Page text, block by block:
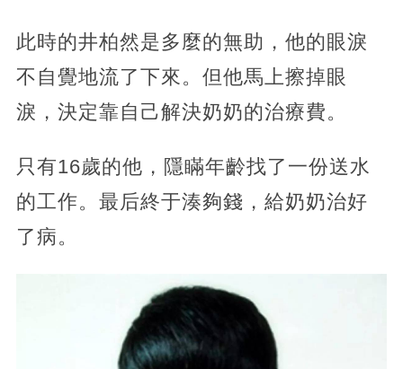
此時的井柏然是多麼的無助，他的眼淚
不自覺地流了下來。但他馬上擦掉眼
淚，決定靠自己解決奶奶的治療費。
只有16歲的他，隱瞞年齡找了一份送水
的工作。最后終于湊夠錢，給奶奶治好
了病。